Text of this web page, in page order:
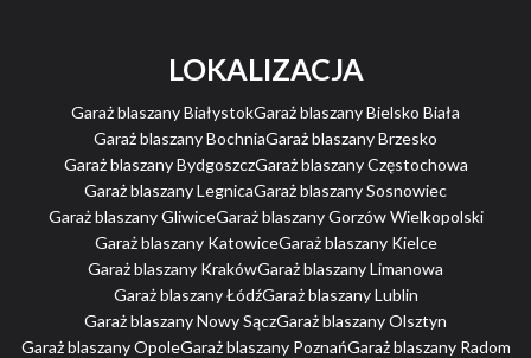
LOKALIZACJA
Garaż blaszany BiałystokGaraż blaszany Bielsko Biała
Garaż blaszany BochniaGaraż blaszany Brzesko
Garaż blaszany BydgoszczGaraż blaszany Częstochowa
Garaż blaszany LegnicaGaraż blaszany Sosnowiec
Garaż blaszany GliwiceGaraż blaszany Gorzów Wielkopolski
Garaż blaszany KatowiceGaraż blaszany Kielce
Garaż blaszany KrakówGaraż blaszany Limanowa
Garaż blaszany ŁódźGaraż blaszany Lublin
Garaż blaszany Nowy SączGaraż blaszany Olsztyn
Garaż blaszany OpoleGaraż blaszany PoznańGaraż blaszany Radom